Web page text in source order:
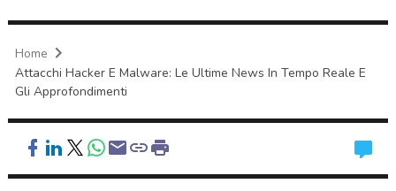
Home
Attacchi Hacker E Malware: Le Ultime News In Tempo Reale E
Gli Approfondimenti